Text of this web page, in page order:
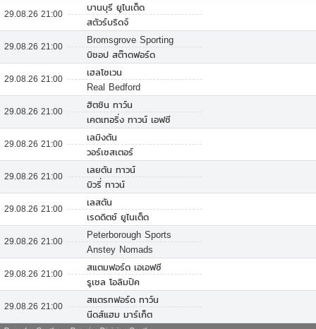
29.08.26 21:00
บานบุรี ยูไนเต็ด
สตัวร์บริดจ์
29.08.26 21:00
Bromsgrove Sporting
บิชอป สต๊าดฟอร์ด
29.08.26 21:00
เฮลโซเวน
Real Bedford
29.08.26 21:00
ฮิตชิน ทาว์น
เคตเทอริ่ง ทาวน์ เอฟซี
29.08.26 21:00
เลมิงตัน
วอร์เซสเตอร์
29.08.26 21:00
เลยตัน ทาวน์
บิวรี่ ทาวน์
29.08.26 21:00
เลสตัน
เรดดิตช์ ยูไนเต็ด
29.08.26 21:00
Peterborough Sports
Anstey Nomads
29.08.26 21:00
สแตมฟอร์ด เอเอฟซี
รูเชล โอลิมปิค
29.08.26 21:00
สแตรทฟอร์ด ทาว์น
นีดส์แฮม มาร์เก็ต